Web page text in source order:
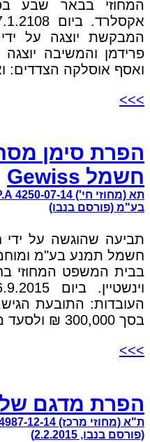
המחוזי בבאר שבע
המבקשת יוצגה על
פרידמן והמשיבה
ואסף אוסלקה הצדדים:
>>>
הפרת סימן
חשמל Gewiss
בע"מ (פורסם בנבו)
חשמל תמנע בע"מ
בבית המשפט המחוזי
העובדות: התובעת
בסך 300,000 ₪ ולסעד מניעתי
>>>
הפרת מדגם של
(פורסם בנבו, 2.2.2015)